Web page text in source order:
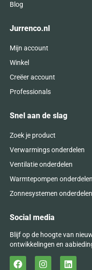
Blog
Jurrenco.nl
Mijn account
Winkel
Creëer account
Professionals
Snel aan de slag
Zoek je product
Verwarmings onderdelen
Ventilatie onderdelen
Warmtepompen onderdelen
Zonnesystemen onderdelen
Social media
Blijf op de hoogte van
ontwikkelingen en